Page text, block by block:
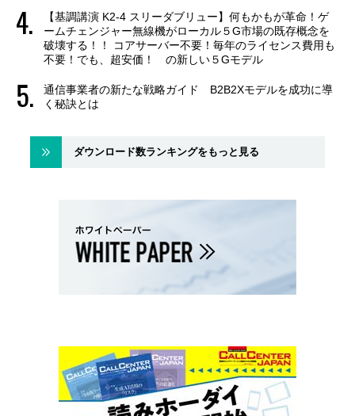
【基調講演 K2-4 スリーダブリュー】何もかもが革命！ゲ
ームチェンジャー無線機がローカル５G市場の既存概念を
破壊する！！ コアサーバー不要！毎年のライセンス費用も
不要！でも、超安価！ の新しい５Gモデル
通信事業者の新たな戦略ガイド B2B2Xモデルを成功に導
く秘訣とは
ダウンロード数ランキングをもっと見る